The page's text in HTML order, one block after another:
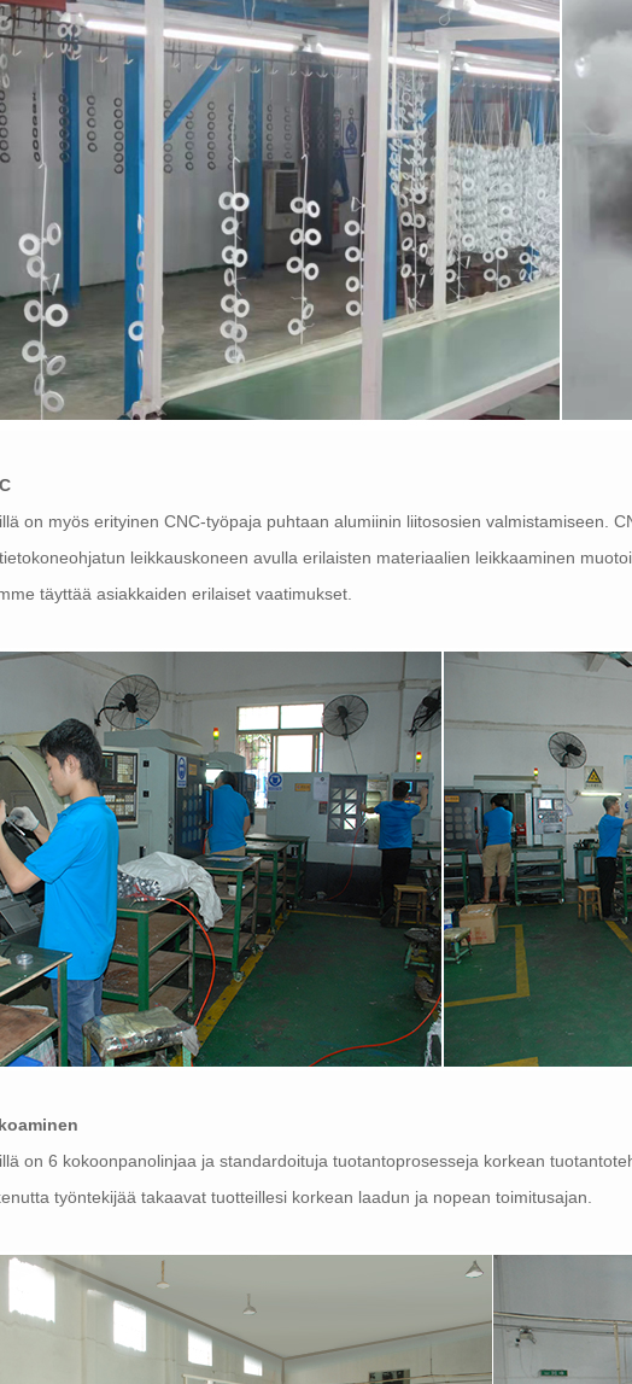
on myös erityinen CNC-työpaja puhtaan alumiinin liitososien valmistamiseen.
leikkauskoneen avulla erilaisten materiaalien leikkaaminen
täyttää asiakkaiden erilaiset vaatimukset.
on 6 kokoonpanolinjaa ja standardoituja tuotantoprosesseja korkean
työntekijää takaavat tuotteillesi korkean laadun ja nopean toimitusajan.